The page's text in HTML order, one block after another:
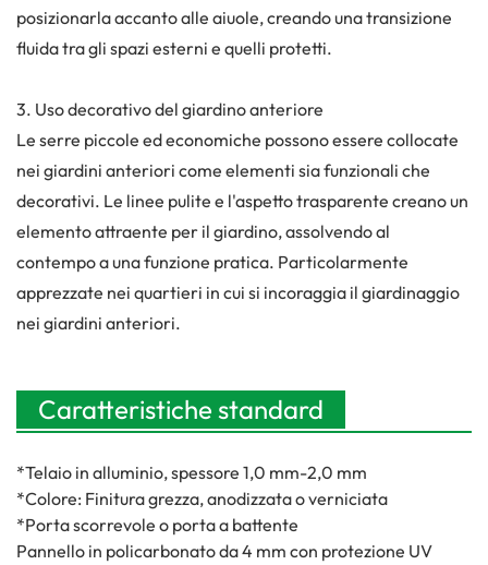
posizionarla accanto alle aiuole, creando una transizione
fluida tra gli spazi esterni e quelli protetti.
3. Uso decorativo del giardino anteriore
Le serre piccole ed economiche possono essere collocate
nei giardini anteriori come elementi sia funzionali che
decorativi. Le linee pulite e l'aspetto trasparente creano un
elemento attraente per il giardino, assolvendo al
contempo a una funzione pratica. Particolarmente
apprezzate nei quartieri in cui si incoraggia il giardinaggio
nei giardini anteriori.
Caratteristiche standard
*Telaio in alluminio, spessore 1,0 mm-2,0 mm
*Colore: Finitura grezza, anodizzata o verniciata
*Porta scorrevole o porta a battente
Pannello in policarbonato da 4 mm con protezione UV